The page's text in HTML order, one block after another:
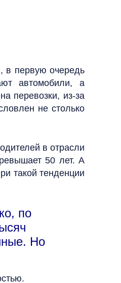
в первую очередь
автомобили, а
перевозки, из-за
не столько
в отрасли
50 лет. А
такой тенденции
по
Но